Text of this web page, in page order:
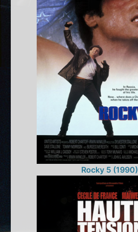
Rocky 5 (1990)